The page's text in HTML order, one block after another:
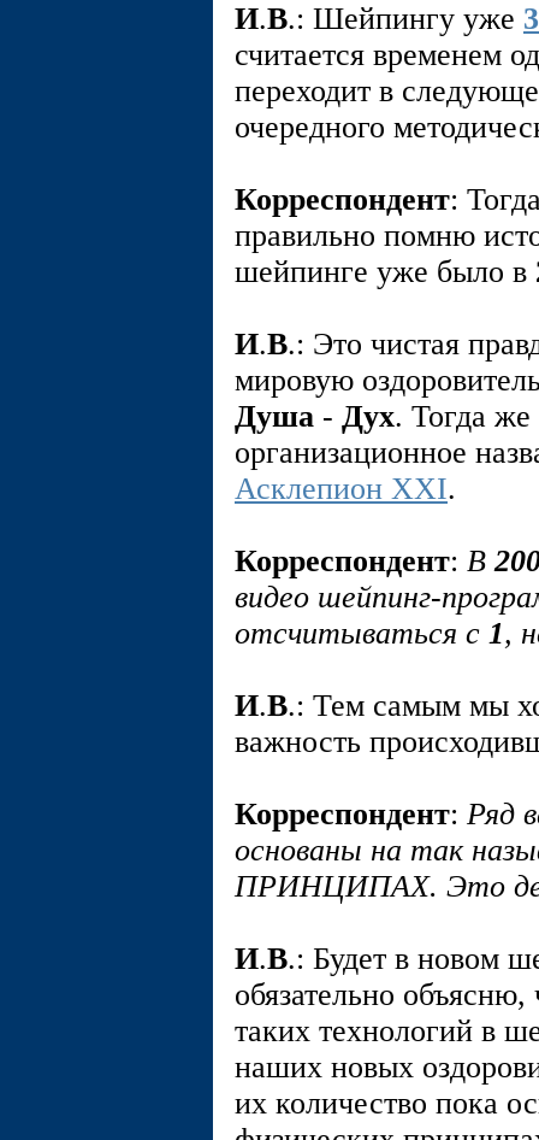
И.В.: Шейпингу уже
считается временем
переходит в
очередного
Корреспондент:
правильно помню
шейпинге уже было в
И.В.: Это чистая
мировую
Душа - Дух. Тогда же
организационное
Асклепион XXI.
Корреспондент: В
видео шейпинг-
отсчитываться с 1,
И.В.: Тем самым мы
важность
Корреспондент: Ряд
основаны на так
ПРИНЦИПАХ. Это
И.В.: Будет в новом
обязательно
таких технологий в
наших новых
их количество пока